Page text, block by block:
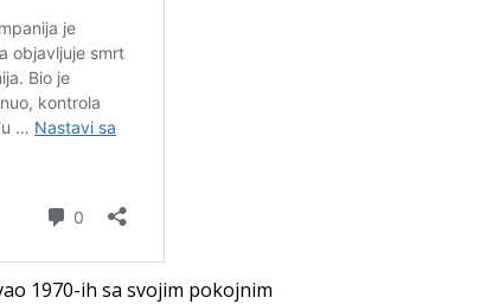
1970-ih sa svojim pokojnim